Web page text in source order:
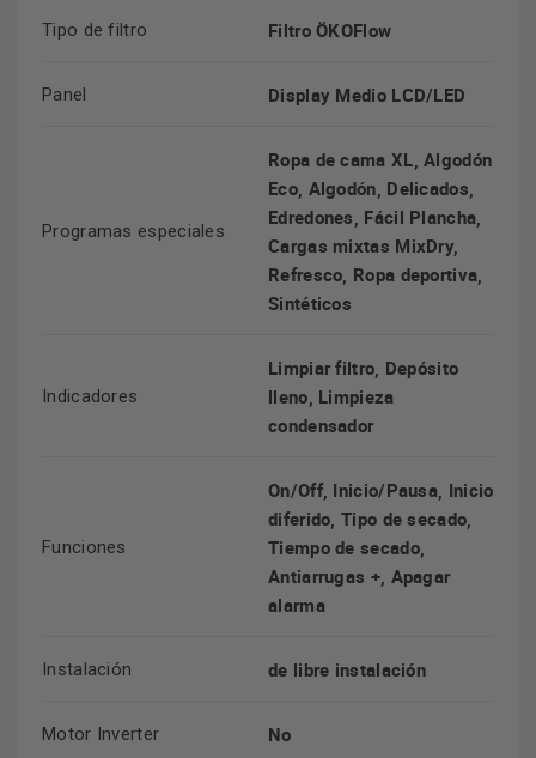
Tipo de filtro Filtro ÖKOFlow
Panel Display Medio LCD/LED
Programas especiales
Ropa de cama XL, Algodón
Eco, Algodón, Delicados,
Edredones, Fácil Plancha,
Cargas mixtas MixDry,
Refresco, Ropa deportiva,
Sintéticos
Indicadores
Limpiar filtro, Depósito
lleno, Limpieza
condensador
Funciones
On/Off, Inicio/Pausa, Inicio
diferido, Tipo de secado,
Tiempo de secado,
Antiarrugas +, Apagar
alarma
Instalación de libre instalación
Motor Inverter No